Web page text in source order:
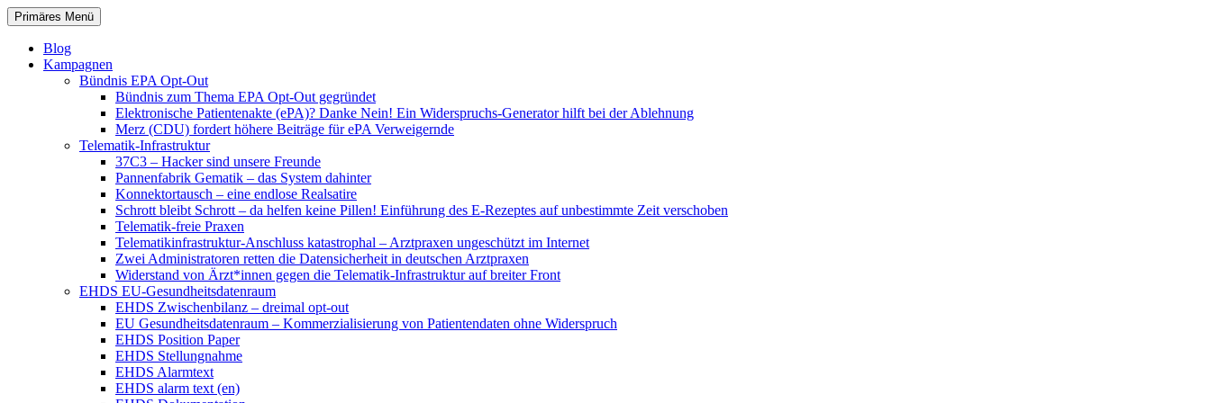
Zum
Inhalt
springen
patientenrechte-datenschutz.de
Suchen
Primäres Menü
Blog
Kampagnen
Bündnis EPA Opt-Out
Bündnis zum Thema EPA Opt-Out gegründet
Elektronische Patientenakte (ePA)? Danke Nein! Ein Widerspruchs-Generator hilft bei der Ablehnung
Merz (CDU) fordert höhere Beiträge für ePA Verweigernde
Telematik-Infrastruktur
37C3 – Hacker sind unsere Freunde
Pannenfabrik Gematik – das System dahinter
Konnektortausch – eine endlose Realsatire
Schrott bleibt Schrott – da helfen keine Pillen! Einführung des E-Rezeptes auf unbestimmte Zeit verschoben
Telematik-freie Praxen
Telematikinfrastruktur-Anschluss katastrophal – Arztpraxen ungeschützt im Internet
Zwei Administratoren retten die Datensicherheit in deutschen Arztpraxen
Widerstand von Ärzt*innen gegen die Telematik-Infrastruktur auf breiter Front
EHDS EU-Gesundheitsdatenraum
EHDS Zwischenbilanz – dreimal opt-out
EU Gesundheitsdatenraum – Kommerzialisierung von Patientendaten ohne Widerspruch
EHDS Position Paper
EHDS Stellungnahme
EHDS Alarmtext
EHDS alarm text (en)